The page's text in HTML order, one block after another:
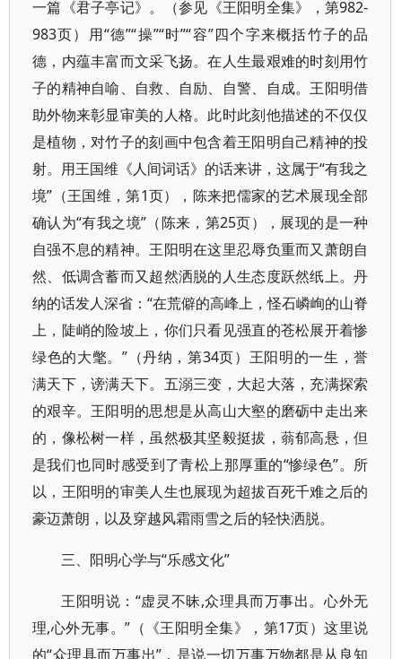
一篇《君子亭记》。（参见《王阳明全集》，第982-
983页）用“德”“操”“时”“容”四个字来概括竹子的品
德，内蕴丰富而文采飞扬。在人生最艰难的时刻用竹
子的精神自喻、自救、自励、自警、自成。王阳明借
助外物来彰显审美的人格。此时此刻他描述的不仅仅
是植物，对竹子的刻画中包含着王阳明自己精神的投
射。用王国维《人间词话》的话来讲，这属于“有我之
境”（王国维，第1页），陈来把儒家的艺术展现全部
确认为“有我之境”（陈来，第25页），展现的是一种
自强不息的精神。王阳明在这里忍辱负重而又萧朗自
然、低调含蓄而又超然洒脱的人生态度跃然纸上。丹
纳的话发人深省：“在荒僻的高峰上，怪石嶙峋的山脊
上，陡峭的险坡上，你们只看见强直的苍松展开着惨
绿色的大氅。”（丹纳，第34页）王阳明的一生，誉
满天下，谤满天下。五溺三变，大起大落，充满探索
的艰辛。王阳明的思想是从高山大壑的磨砺中走出来
的，像松树一样，虽然极其坚毅挺拔，蓊郁高悬，但
是我们也同时感受到了青松上那厚重的“惨绿色”。所
以，王阳明的审美人生也展现为超拔百死千难之后的
豪迈萧朗，以及穿越风霜雨雪之后的轻快洒脱。
三、阳明心学与“乐感文化”
王阳明说：“虚灵不昧,众理具而万事出。心外无
理,心外无事。”（《王阳明全集》，第17页）这里说
的“众理具而万事出”，是说一切万事万物都是从良知